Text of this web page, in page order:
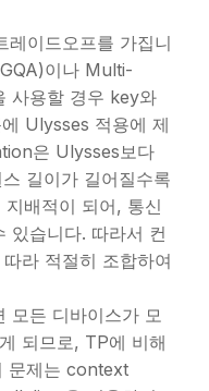
레이드오프를 가집니
이나 Multi-
사용할 경우 key와
Ulysses 적용에 제
은 Ulysses보다
길이가 길어질수록
배적이 되어, 통신
있습니다. 따라서 컨
라 적절히 조합하여
모든 디바이스가 모
되므로, TP에 비해
문제는 context